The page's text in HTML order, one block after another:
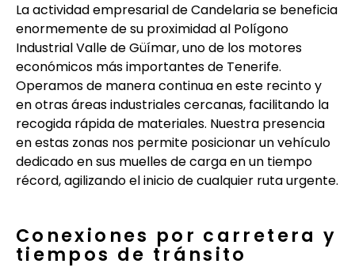
La actividad empresarial de Candelaria se beneficia
enormemente de su proximidad al Polígono
Industrial Valle de Güímar, uno de los motores
económicos más importantes de Tenerife.
Operamos de manera continua en este recinto y
en otras áreas industriales cercanas, facilitando la
recogida rápida de materiales. Nuestra presencia
en estas zonas nos permite posicionar un vehículo
dedicado en sus muelles de carga en un tiempo
récord, agilizando el inicio de cualquier ruta urgente.
Conexiones por carretera y
tiempos de tránsito